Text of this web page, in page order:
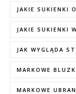
JAKIE SUKIENKI
JAKIE SUKIENKI
JAK WYGLĄDA
MARKOWE
MARKOWE